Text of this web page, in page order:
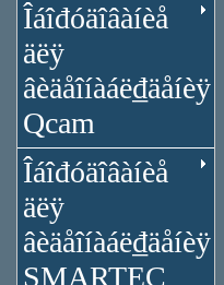
Îáîđóäîâàíèå
äëÿ
âèäåîíàáë₫äåíèÿ
Qcam
Îáîđóäîâàíèå
äëÿ
âèäåîíàáë₫äåíèÿ
SMARTEC